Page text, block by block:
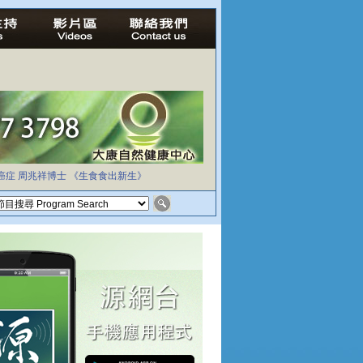
症 周兆祥博士 《生食食出新生》